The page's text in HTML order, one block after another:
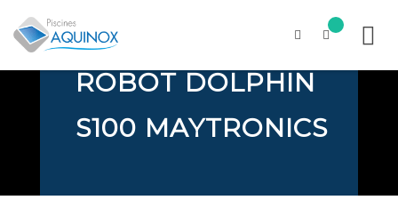
LIMITES
ROBOT DOLPHIN
S100 MAYTRONICS